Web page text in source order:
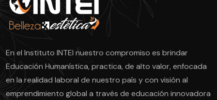
En el Instituto INTEI nuestro compromiso es brindar
Educación Humanística, practica, de alto valor, enfocada
en la realidad laboral de nuestro país y con visión al
emprendimiento global a través de educación innovadora